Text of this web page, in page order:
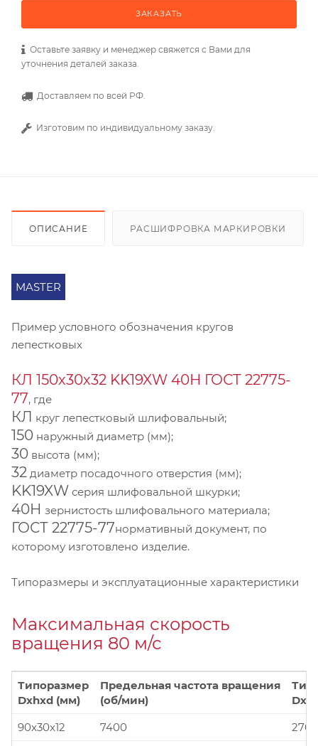
ЗАКАЗАТЬ
Оставьте заявку и менеджер свяжется с Вами для
уточнения деталей заказа.
Доставляем по всей РФ.
Изготовим по индивидуальному заказу.
ОПИСАНИЕ РАСШИФРОВКА МАРКИРОВКИ
MASTER
Пример условного обозначения кругов
лепестковых
КЛ 150х30х32 KK19XW 40Н ГОСТ 22775-
77, где
КЛ круг лепестковый шлифовальный;
150 наружный диаметр (мм);
30 высота (мм);
32 диаметр посадочного отверстия (мм);
KK19XW серия шлифовальной шкурки;
40Н зернистость шлифовального материала;
ГОСТ 22775-77нормативный документ, по
которому изготовлено изделие.
Типоразмеры и эксплуатационные характеристики
Максимальная скорость
вращения 80 м/с
Типоразмер
Dxhxd (мм)
Предельная частота вращения
(об/мин)
90x30x12
7400